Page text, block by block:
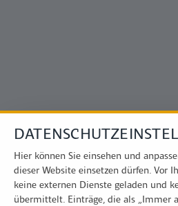
Hier können Sie einsehen und
dieser Website einsetzen dürfen. Vor
keine externen Dienste geladen und
übermittelt. Einträge, die als „Immer